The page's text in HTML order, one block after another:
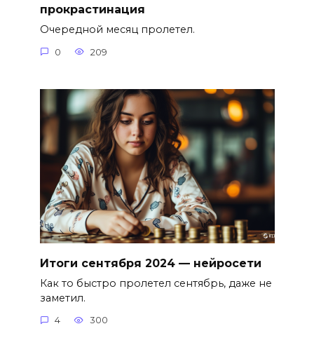
прокрастинация
Очередной месяц пролетел.
0 209
Итоги сентября 2024 — нейросети
Как то быстро пролетел сентябрь, даже не
заметил.
4 300